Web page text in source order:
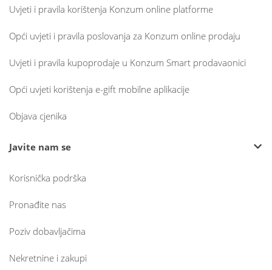
Uvjeti i pravila korištenja Konzum online platforme
Opći uvjeti i pravila poslovanja za Konzum online prodaju
Uvjeti i pravila kupoprodaje u Konzum Smart prodavaonici
Opći uvjeti korištenja e-gift mobilne aplikacije
Objava cjenika
Javite nam se
Korisnička podrška
Pronađite nas
Poziv dobavljačima
Nekretnine i zakupi